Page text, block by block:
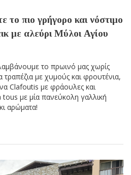
το πιο γρήγορο και νόστιμο
με αλεύρι Μύλοι Αγίου
το πρωινό μας χωρίς
με χυμούς και φρουτένια,
Clafoutis με φράουλες και
με μία πανεύκολη γαλλική
αρώματα!